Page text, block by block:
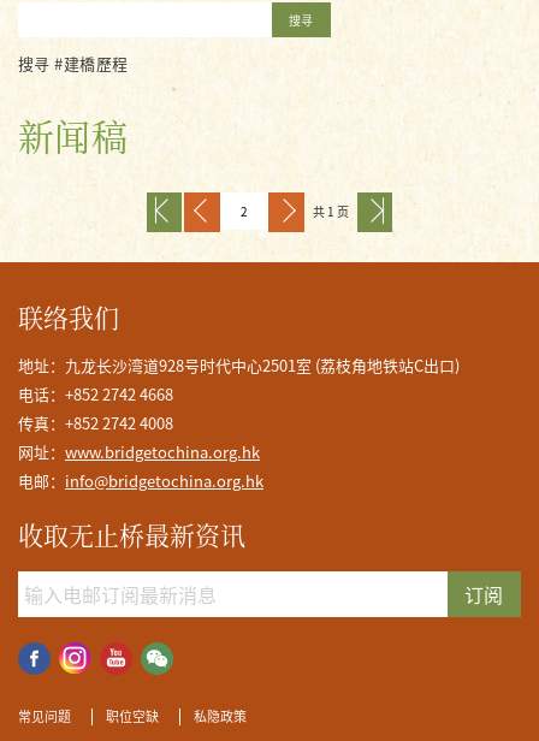
搜寻
搜寻 #建橋歷程
新闻稿
共 1 页
联络我们
地址：九龙长沙湾道928号时代中心2501室 (荔枝角地铁站C出口)
电话：+852 2742 4668
传真：+852 2742 4008
网址： www.bridgetochina.org.hk
电邮： info@bridgetochina.org.hk
收取无止桥最新资讯
订阅
常见问题 职位空缺 私隐政策